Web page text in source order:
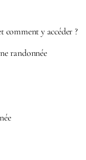
comment y accéder ?
randonnée